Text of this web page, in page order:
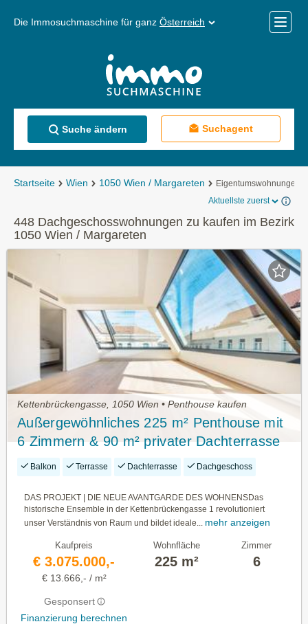
Die Immosuchmaschine für ganz Österreich
Menü
Suche ändern Suchagent
Startseite Wien 1050 Wien / Margareten
Eigentumswohnungen
Aktuellste zuerst
448 Dachgeschosswohnungen zu kaufen im Bezirk
1050 Wien / Margareten
Kettenbrückengasse, 1050 Wien • Penthouse kaufen
Außergewöhnliches 225 m² Penthouse mit
6 Zimmern & 90 m² privater Dachterrasse
Balkon Terrasse Dachterrasse Dachgeschoss
DAS PROJEKT | DIE NEUE AVANTGARDE DES WOHNENSDas
historische Ensemble in der Kettenbrückengasse 1 revolutioniert
unser Verständnis von Raum und bildet ideale...
mehr anzeigen
Kaufpreis
€ 3.075.000,-
€ 13.666,- / m²
Gesponsert
Finanzierung berechnen
Wohnfläche
225 m²
Zimmer
6